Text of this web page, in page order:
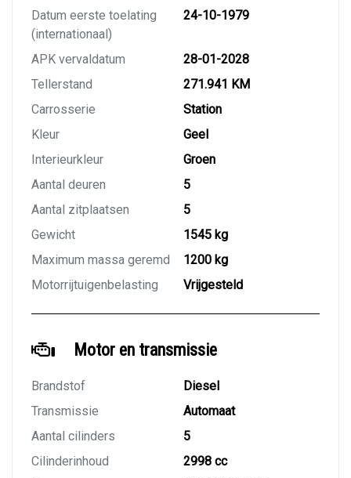
Datum eerste toelating
(internationaal)
24-10-1979
APK vervaldatum
28-01-2028
Tellerstand
271.941 KM
Carrosserie
Station
Kleur
Geel
Interieurkleur
Groen
Aantal deuren
5
Aantal zitplaatsen
5
Gewicht
1545 kg
Maximum massa geremd
1200 kg
Motorrijtuigenbelasting
Vrijgesteld
Motor en transmissie
Brandstof
Diesel
Transmissie
Automaat
Aantal cilinders
5
Cilinderinhoud
2998 cc